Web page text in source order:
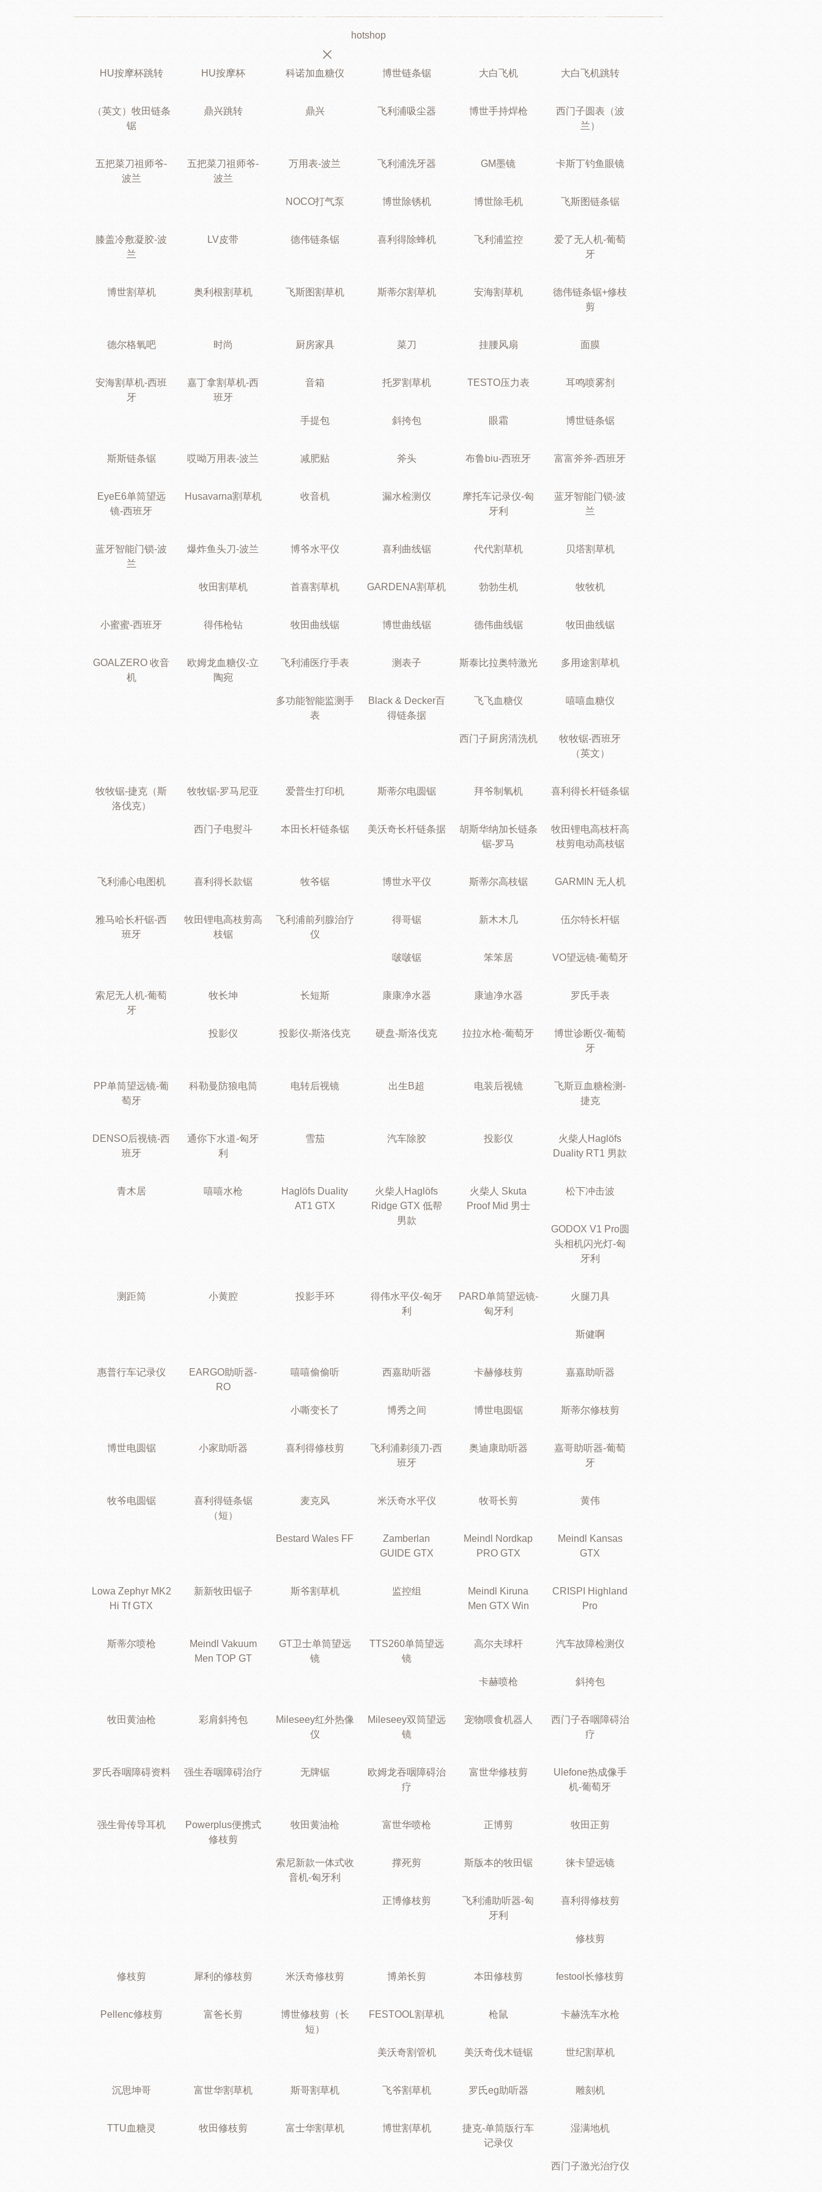
hotshop
HU按摩杯跳转 HU按摩杯 科诺加血糖仪 博世链条锯 大白飞机 大白飞机跳转
（英文）牧田链条
锯
鼎兴跳转 鼎兴 飞利浦吸尘器 博世手持焊枪
西门子圆表（波
兰）
五把菜刀祖师爷-
波兰
五把菜刀祖师爷-
波兰
万用表-波兰 飞利浦洗牙器 GM墨镜 卡斯丁钓鱼眼镜
NOCO打气泵 博世除锈机 博世除毛机 飞斯图链条锯
膝盖冷敷凝胶-波
兰
LV皮带 德伟链条锯 喜利得除蜂机 飞利浦监控
爱了无人机-葡萄
牙
博世割草机 奥利根割草机 飞斯图割草机 斯蒂尔割草机 安海割草机
德伟链条锯+修枝
剪
德尔格氧吧 时尚 厨房家具 菜刀 挂腰风扇 面膜
安海割草机-西班
牙
嘉丁拿割草机-西
班牙
音箱 托罗割草机 TESTO压力表 耳鸣喷雾剂
手提包 斜挎包 眼霜 博世链条锯
斯斯链条锯 哎呦万用表-波兰 减肥贴 斧头 布鲁biu-西班牙 富富斧斧-西班牙
EyeE6单筒望远
镜-西班牙
Husavarna割草机 收音机 漏水检测仪
摩托车记录仪-匈
牙利
蓝牙智能门锁-波
兰
蓝牙智能门锁-波
兰
爆炸鱼头刀-波兰 博爷水平仪 喜利曲线锯 代代割草机 贝塔割草机
牧田割草机 首喜割草机 GARDENA割草机 勃勃生机 牧牧机
小蜜蜜-西班牙 得伟枪钻 牧田曲线锯 博世曲线锯 德伟曲线锯 牧田曲线锯
GOALZERO 收音
机
欧姆龙血糖仪-立
陶宛
飞利浦医疗手表 测表子 斯泰比拉奥特激光 多用途割草机
多功能智能监测手
表
Black & Decker百
得链条据
飞飞血糖仪 嘻嘻血糖仪
西门子厨房清洗机
牧牧锯-西班牙
（英文）
牧牧锯-捷克（斯
洛伐克）
牧牧锯-罗马尼亚 爱普生打印机 斯蒂尔电圆锯 拜爷制氧机 喜利得长杆链条锯
西门子电熨斗 本田长杆链条锯 美沃奇长杆链条据
胡斯华纳加长链条
锯-罗马
牧田锂电高枝杆高
枝剪电动高枝锯
飞利浦心电图机 喜利得长款锯 牧爷锯 博世水平仪 斯蒂尔高枝锯 GARMIN 无人机
雅马哈长杆锯-西
班牙
牧田锂电高枝剪高
枝锯
飞利浦前列腺治疗
仪
得哥锯 新木木几 伍尔特长杆锯
啵啵锯 笨笨居 VO望远镜-葡萄牙
索尼无人机-葡萄
牙
牧长坤 长短斯 康康净水器 康迪净水器 罗氏手表
投影仪 投影仪-斯洛伐克 硬盘-斯洛伐克 拉拉水枪-葡萄牙
博世诊断仪-葡萄
牙
PP单筒望远镜-葡
萄牙
科勒曼防狼电筒 电转后视镜 出生B超 电装后视镜
飞斯豆血糖检测-
捷克
DENSO后视镜-西
班牙
通你下水道-匈牙
利
雪茄 汽车除胶 投影仪
火柴人Haglöfs
Duality RT1 男款
青木居 嘻嘻水枪
Haglöfs Duality
AT1 GTX
火柴人Haglöfs
Ridge GTX 低帮
男款
火柴人 Skuta
Proof Mid 男士
松下冲击波
GODOX V1 Pro圆
头相机闪光灯-匈
牙利
测距筒 小黄腔 投影手环
得伟水平仪-匈牙
利
PARD单筒望远镜-
匈牙利
火腿刀具
斯健啊
惠普行车记录仪
EARGO助听器-
RO
嘻嘻偷偷听 西嘉助听器 卡赫修枝剪 嘉嘉助听器
小嘶变长了 博秀之间 博世电圆锯 斯蒂尔修枝剪
博世电圆锯 小家助听器 喜利得修枝剪
飞利浦剃须刀-西
班牙
奥迪康助听器
嘉哥助听器-葡萄
牙
牧爷电圆锯
喜利得链条锯
（短）
麦克风 米沃奇水平仪 牧哥长剪 黄伟
Bestard Wales FF
Zamberlan
GUIDE GTX
Meindl Nordkap
PRO GTX
Meindl Kansas
GTX
Lowa Zephyr MK2
Hi Tf GTX
新新牧田锯子 斯爷割草机 监控组
Meindl Kiruna
Men GTX Win
CRISPI Highland
Pro
斯蒂尔喷枪
Meindl Vakuum
Men TOP GT
GT卫士单筒望远
镜
TTS260单筒望远
镜
高尔夫球杆 汽车故障检测仪
卡赫喷枪 斜挎包
牧田黄油枪 彩肩斜挎包
Mileseey红外热像
仪
Mileseey双筒望远
镜
宠物喂食机器人
西门子吞咽障碍治
疗
罗氏吞咽障碍资料 强生吞咽障碍治疗 无牌锯
欧姆龙吞咽障碍治
疗
富世华修枝剪
Ulefone热成像手
机-葡萄牙
强生骨传导耳机
Powerplus便携式
修枝剪
牧田黄油枪 富世华喷枪 正博剪 牧田正剪
索尼新款一体式收
音机-匈牙利
撑死剪 斯版本的牧田锯 徕卡望远镜
正博修枝剪
飞利浦助听器-匈
牙利
喜利得修枝剪
修枝剪
修枝剪 犀利的修枝剪 米沃奇修枝剪 博弟长剪 本田修枝剪 festool长修枝剪
Pellenc修枝剪 富爸长剪
博世修枝剪（长
短）
FESTOOL割草机 枪鼠 卡赫洗车水枪
美沃奇割管机 美沃奇伐木链锯 世纪割草机
沉思坤哥 富世华割草机 斯哥割草机 飞爷割草机 罗氏eg助听器 雕刻机
TTU血糖灵 牧田修枝剪 富士华割草机 博世割草机
捷克-单筒版行车
记录仪
湿满地机
西门子激光治疗仪